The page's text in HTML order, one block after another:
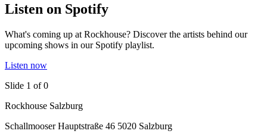
Listen on Spotify
What's coming up at Rockhouse? Discover the artists behind our
upcoming shows in our Spotify playlist.
Listen now
Slide 1 of 0
Rockhouse Salzburg
Schallmooser Hauptstraße 46 5020 Salzburg